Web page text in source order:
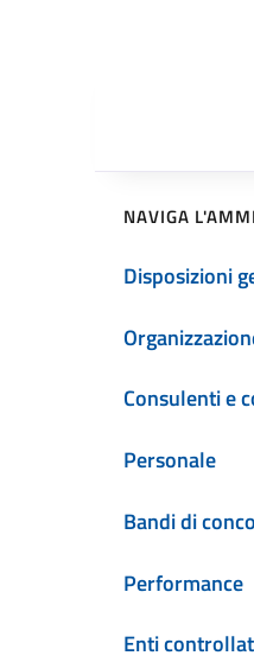
NAVIGA
Disposizioni
Consulenti e
Personale
Bandi di
Performance
Enti